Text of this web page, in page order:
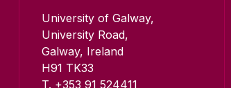
University of Galway,
University Road,
Galway, Ireland
H91 TK33
T. +353 91 524411